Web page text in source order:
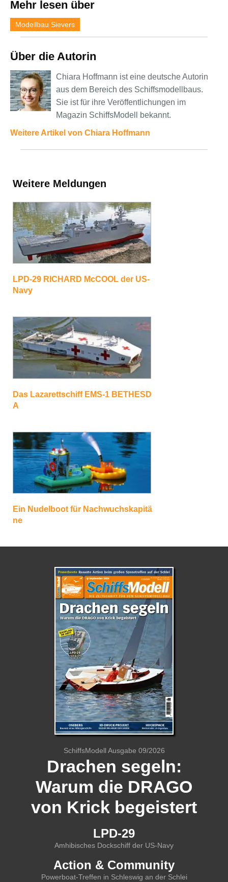
Mehr lesen über
Modellbau Sievers
Über die Autorin
Chiara Hoffmann ist eine deutsche Autorin
aus dem Bereich des Schiffsmodellbaus.
Sie ist für ihre Veröffentlichungen im
Magazin SchiffsModell bekannt.
Weitere Artikel von Chiara Hoffmann
Weitere Meldungen
LPD-29 RICHARD McCOOL der US-
Navy
Das Lazarettschiff EMS-1 BETHESD
A
Ein Nudelboot für Nachwuchskapitä
ne
SchiffsModell Ausgabe 09/2026
Drachen segeln:
Warum die DRAGO
von Krick begeistert
LPD-29
Amhibisches Dockschiff der US-Navy
Action & Community
Powerboat-Treffen in Schleswig an der Schlei